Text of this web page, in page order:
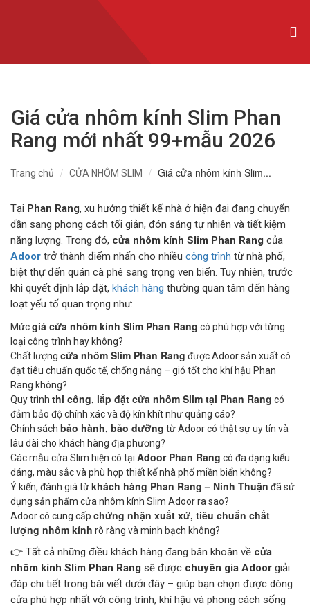
CỬA NHÔM XINGFA NHẬP KHẨU
CỬA NHÔM TRƯỢT QUAY
CỬA NHÔM THỦY LỰC
CỬA CUỐN KHE THOÁNG
CỬA CUỐN ĐỨC
CỬA CUỐN ÚC
CỬA CUỐN ĐÀI LOAN
CỬA CỔNG TỰ ĐỘNG
CỬA KÍNH TỰ ĐỘNG
GIẾNG TRỜI TỰ ĐỘNG
Giá cửa nhôm kính Slim Phan
Rang mới nhất 99+mẫu 2026
Trang chủ CỬA NHÔM SLIM Giá cửa nhôm kính Slim...
Tại Phan Rang, xu hướng thiết kế nhà ở hiện đại đang chuyển
dần sang phong cách tối giản, đón sáng tự nhiên và tiết kiệm
năng lượng. Trong đó, cửa nhôm kính Slim Phan Rang của
Adoor trở thành điểm nhấn cho nhiều công trình từ nhà phố,
biệt thự đến quán cà phê sang trọng ven biển. Tuy nhiên, trước
khi quyết định lắp đặt, khách hàng thường quan tâm đến hàng
loạt yếu tố quan trọng như:
Mứcgiá cửa nhôm kính Slim Phan Rang có phù hợp với từng
loại công trình hay không?
Chất lượng cửa nhôm Slim Phan Rang được Adoor sản xuất có
đạt tiêu chuẩn quốc tế, chống nắng – gió tốt cho khí hậu Phan
Rang không?
Quy trình thi công, lắp đặt cửa nhôm Slim tại Phan Rang có
đảm bảo độ chính xác và độ kín khít như quảng cáo?
Chính sách bảo hành, bảo dưỡng từ Adoor có thật sự uy tín và
lâu dài cho khách hàng địa phương?
Các mẫu cửa Slim hiện có tại Adoor Phan Rang có đa dạng kiểu
dáng, màu sắc và phù hợp thiết kế nhà phố miền biển không?
Ý kiến, đánh giá từkhách hàng Phan Rang – Ninh Thuận đã sử
dụng sản phẩm cửa nhôm kính Slim Adoor ra sao?
Adoor có cung cấp chứng nhận xuất xứ, tiêu chuẩn chất
lượng nhôm kính rõ ràng và minh bạch không?
👉 Tất cả những điều khách hàng đang băn khoăn về cửa
nhôm kính Slim Phan Rang sẽ được chuyên gia Adoor giải
đáp chi tiết trong bài viết dưới đây – giúp bạn chọn được dòng
cửa phù hợp nhất với công trình, khí hậu và phong cách sống